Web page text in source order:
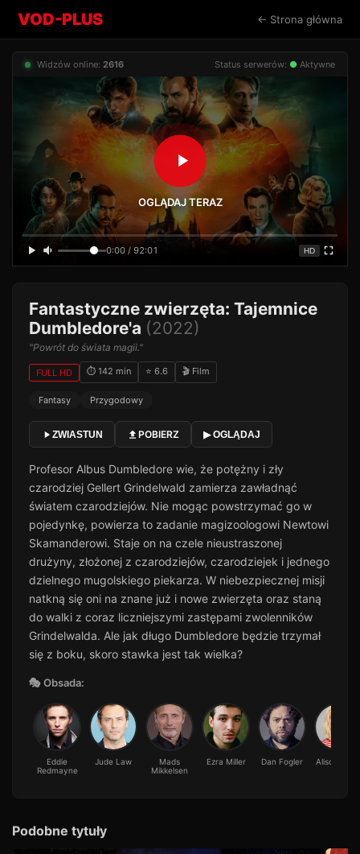
VOD-PLUS ← Strona główna
Widzów online: 2616 Status serwerów: ● Aktywne
OGLĄDAJ TERAZ
0:00 / 92:01 HD
Fantastyczne zwierzęta: Tajemnice
Dumbledore'a (2022)
"Powrót do świata magii."
FULL HD ⏱ 142 min ⭐ 6.6 🎬 Film
Fantasy Przygodowy
ZWIASTUN POBIERZ ▶ OGLĄDAJ
Profesor Albus Dumbledore wie, że potężny i zły
czarodziej Gellert Grindelwald zamierza zawładnąć
światem czarodziejów. Nie mogąc powstrzymać go w
pojedynkę, powierza to zadanie magizoologowi Newtowi
Skamanderowi. Staje on na czele nieustraszonej
drużyny, złożonej z czarodziejów, czarodziejek i jednego
dzielnego mugolskiego piekarza. W niebezpiecznej misji
natkną się oni na znane już i nowe zwierzęta oraz staną
do walki z coraz liczniejszymi zastępami zwolenników
Grindelwalda. Ale jak długo Dumbledore będzie trzymał
się z boku, skoro stawka jest tak wielka?
🎭 Obsada:
Eddie
Redmayne
Jude Law
Mads
Mikkelsen
Ezra Miller Dan Fogler Alison
Podobne tytuły